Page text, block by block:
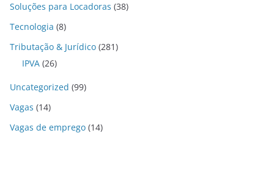
Soluções para Locadoras (38)
Tecnologia (8)
Tributação & Jurídico (281)
IPVA (26)
Uncategorized (99)
Vagas (14)
Vagas de emprego (14)